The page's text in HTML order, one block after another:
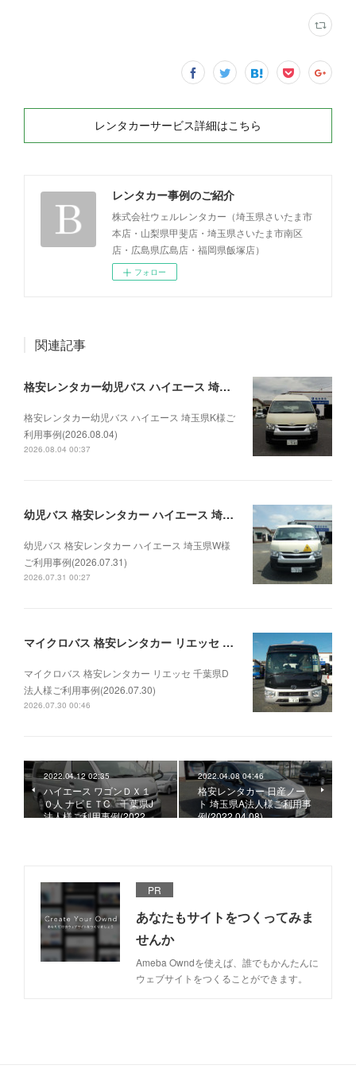
レンタカーサービス詳細はこちら
レンタカー事例のご紹介
株式会社ウェルレンタカー（埼玉県さいたま市
本店・山梨県甲斐店・埼玉県さいたま市南区
店・広島県広島店・福岡県飯塚店）
フォロー
関連記事
格安レンタカー幼児バス ハイエース 埼玉県K様ご利用事例(2026.08.04)
格安レンタカー幼児バス ハイエース 埼玉県K様ご
利用事例(2026.08.04)
2026.08.04 00:37
幼児バス 格安レンタカー ハイエース 埼玉県W様ご利用事例(2026.07.31)
幼児バス 格安レンタカー ハイエース 埼玉県W様
ご利用事例(2026.07.31)
2026.07.31 00:27
マイクロバス 格安レンタカー リエッセ 千葉県D法人様ご利用事例(2026.07.30)
マイクロバス 格安レンタカー リエッセ 千葉県D
法人様ご利用事例(2026.07.30)
2026.07.30 00:46
2022.04.12 02:35
ハイエース ワゴンＤＸ１
０人 ナビＥＴC 千葉県J
法人様ご利用事例(2022.…
2022.04.08 04:46
格安レンタカー 日産ノー
ト 埼玉県A法人様ご利用事
例(2022.04.08)
PR
あなたもサイトをつくってみま
せんか
Ameba Owndを使えば、誰でもかんたんに
ウェブサイトをつくることができます。